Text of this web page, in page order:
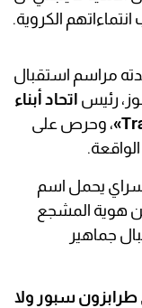
الكروية.
مراسم استقبال
رئيس اتحاد أبناء
، وحرص على
سراي يحمل اسم
هوية المشجع
جماهير
سبور ولا